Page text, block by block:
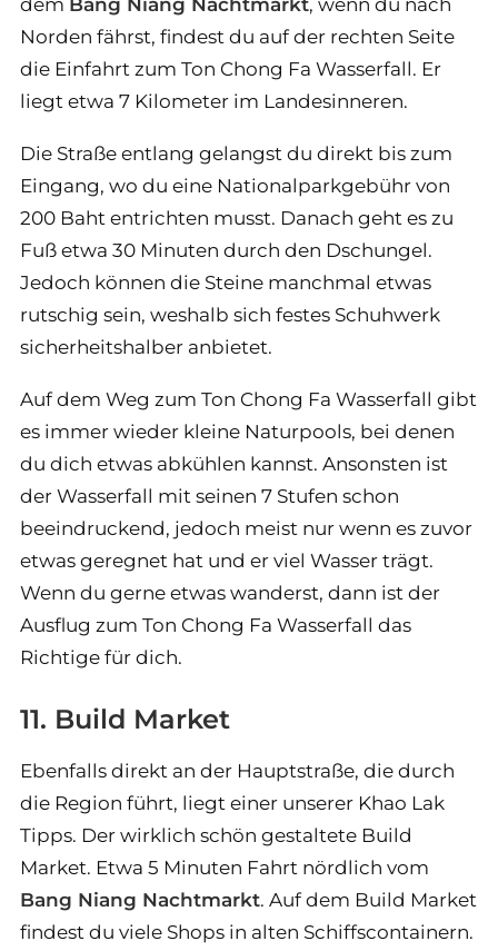
Norden fährst, findest du auf der rechten Seite
die Einfahrt zum Ton Chong Fa Wasserfall. Er
liegt etwa 7 Kilometer im Landesinneren.
Die Straße entlang gelangst du direkt bis zum
Eingang, wo du eine Nationalparkgebühr von
200 Baht entrichten musst. Danach geht es zu
Fuß etwa 30 Minuten durch den Dschungel.
Jedoch können die Steine manchmal etwas
rutschig sein, weshalb sich festes Schuhwerk
sicherheitshalber anbietet.
Auf dem Weg zum Ton Chong Fa Wasserfall gibt
es immer wieder kleine Naturpools, bei denen
du dich etwas abkühlen kannst. Ansonsten ist
der Wasserfall mit seinen 7 Stufen schon
beeindruckend, jedoch meist nur wenn es zuvor
etwas geregnet hat und er viel Wasser trägt.
Wenn du gerne etwas wanderst, dann ist der
Ausflug zum Ton Chong Fa Wasserfall das
Richtige für dich.
11. Build Market
Ebenfalls direkt an der Hauptstraße, die durch
die Region führt, liegt einer unserer Khao Lak
Tipps. Der wirklich schön gestaltete Build
Market. Etwa 5 Minuten Fahrt nördlich vom
Bang Niang Nachtmarkt. Auf dem Build Market
findest du viele Shops in alten Schiffscontainern.